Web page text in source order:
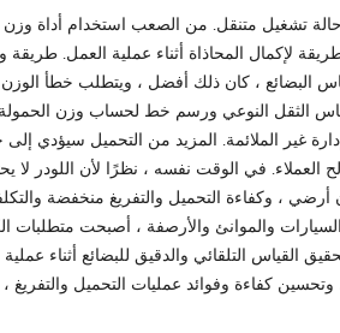
حالة تشغيل متنقل. من الصعب استخدام أداة
لإكمال المحاذاة أثناء عملية العمل.
الثقل النوعي ورسم خط لحساب وزن
غير الملائمة. المزيد من التحميل سيؤدي
العملاء. في الوقت نفسه ، نظرًا لأن اللودر
أرضي ، وكفاءة التحميل والتفريغ منخفضة
والموانئ والأرصفة ، أصبحت متطلبات
القياس التلقائي والدقيق للبضائع أثناء
وتحسين كفاءة وفوائد عمليات التحميل